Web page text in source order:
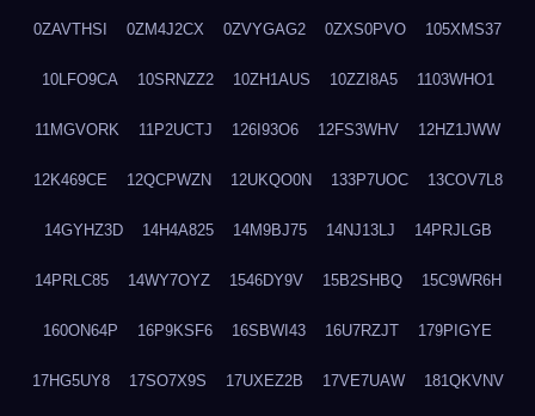
0ZAVTHSI 0ZM4J2CX 0ZVYGAG2 0ZXS0PVO 105XMS37
10LFO9CA 10SRNZZ2 10ZH1AUS 10ZZI8A5 1103WHO1
11MGVORK 11P2UCTJ 126I93O6 12FS3WHV 12HZ1JWW
12K469CE 12QCPWZN 12UKQO0N 133P7UOC 13COV7L8
14GYHZ3D 14H4A825 14M9BJ75 14NJ13LJ 14PRJLGB
14PRLC85 14WY7OYZ 1546DY9V 15B2SHBQ 15C9WR6H
160ON64P 16P9KSF6 16SBWI43 16U7RZJT 179PIGYE
17HG5UY8 17SO7X9S 17UXEZ2B 17VE7UAW 181QKVNV